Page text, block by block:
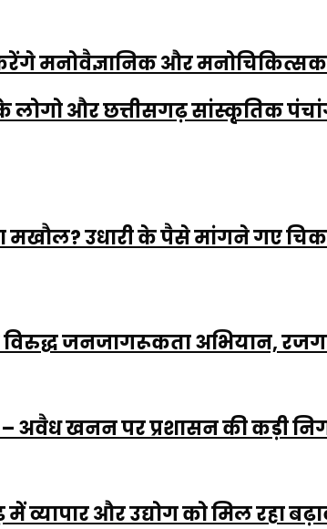
करेंगे मनोवैज्ञानिक और
लोगो और छत्तीसगढ़ सांस्कृतिक
उधारी के पैसे मांगने गए
जनजागरूकता अभियान,
खनन पर प्रशासन की कड़ी
व्यापार और उद्योग को मिल रहा